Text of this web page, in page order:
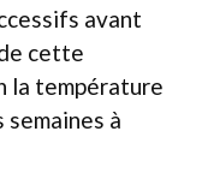
avant
cette
la température
semaines à